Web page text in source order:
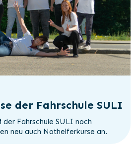
der Fahrschule SULI
Fahrschule SULI noch
neu auch Nothelferkurse an.